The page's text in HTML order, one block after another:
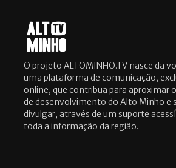
O projeto ALTOMINHO.TV nasce da
uma plataforma de comunicação,
online, que contribua para aproximar
de desenvolvimento do Alto Minho e
divulgar, através de um suporte
toda a informação da região.